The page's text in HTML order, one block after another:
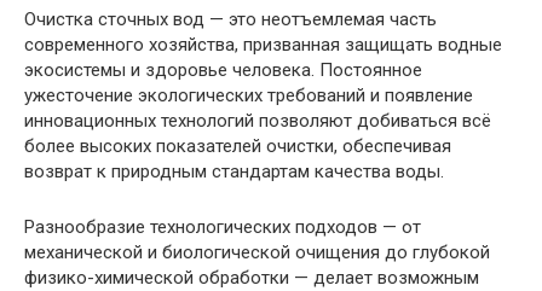
Очистка сточных вод — это неотъемлемая часть
современного хозяйства, призванная защищать водные
экосистемы и здоровье человека. Постоянное
ужесточение экологических требований и появление
инновационных технологий позволяют добиваться всё
более высоких показателей очистки, обеспечивая
возврат к природным стандартам качества воды.
Разнообразие технологических подходов — от
механической и биологической очищения до глубокой
физико-химической обработки — делает возможным